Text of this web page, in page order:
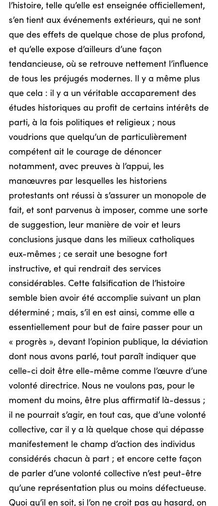
l’histoire, telle qu’elle est enseignée officiellement,
s’en tient aux événements extérieurs, qui ne sont
que des effets de quelque chose de plus profond,
et qu’elle expose d’ailleurs d’une façon
tendancieuse, où se retrouve nettement l’influence
de tous les préjugés modernes. Il y a même plus
que cela : il y a un véritable accaparement des
études historiques au profit de certains intérêts de
parti, à la fois politiques et religieux ; nous
voudrions que quelqu’un de particulièrement
compétent ait le courage de dénoncer
notamment, avec preuves à l’appui, les
manœuvres par lesquelles les historiens
protestants ont réussi à s’assurer un monopole de
fait, et sont parvenus à imposer, comme une sorte
de suggestion, leur manière de voir et leurs
conclusions jusque dans les milieux catholiques
eux-mêmes ; ce serait une besogne fort
instructive, et qui rendrait des services
considérables. Cette falsification de l’histoire
semble bien avoir été accomplie suivant un plan
déterminé ; mais, s’il en est ainsi, comme elle a
essentiellement pour but de faire passer pour un
« progrès », devant l’opinion publique, la déviation
dont nous avons parlé, tout paraît indiquer que
celle-ci doit être elle-même comme l’œuvre d’une
volonté directrice. Nous ne voulons pas, pour le
moment du moins, être plus affirmatif là-dessus ;
il ne pourrait s’agir, en tout cas, que d’une volonté
collective, car il y a là quelque chose qui dépasse
manifestement le champ d’action des individus
considérés chacun à part ; et encore cette façon
de parler d’une volonté collective n’est peut-être
qu’une représentation plus ou moins défectueuse.
Quoi qu’il en soit, si l’on ne croit pas au hasard, on